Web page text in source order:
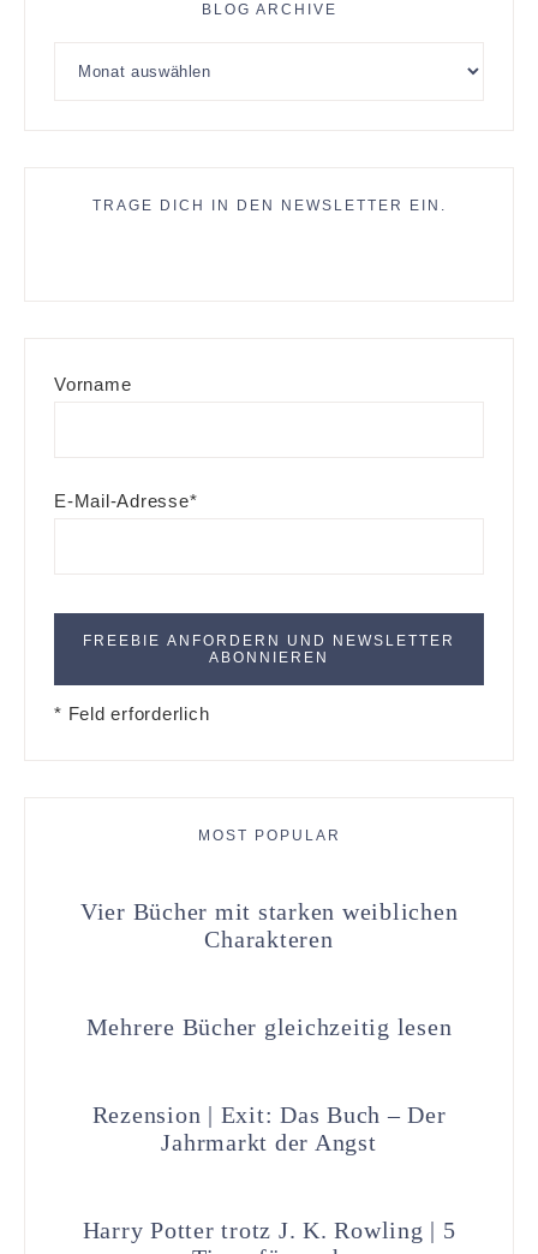
BLOG ARCHIVE
TRAGE DICH IN DEN NEWSLETTER EIN.
Vorname
E-Mail-Adresse*
* Feld erforderlich
MOST POPULAR
Vier Bücher mit starken weiblichen
Charakteren
Mehrere Bücher gleichzeitig lesen
Rezension | Exit: Das Buch – Der
Jahrmarkt der Angst
Harry Potter trotz J. K. Rowling | 5